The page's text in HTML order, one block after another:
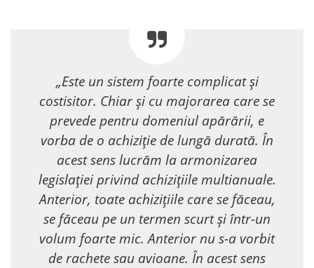
„Este un sistem foarte complicat și
costisitor. Chiar și cu majorarea care se
prevede pentru domeniul apărării, e
vorba de o achiziție de lungă durată. În
acest sens lucrăm la armonizarea
legislației privind achizițiile multianuale.
Anterior, toate achizițiile care se făceau,
se făceau pe un termen scurt și într-un
volum foarte mic. Anterior nu s-a vorbit
de rachete sau avioane. În acest sens